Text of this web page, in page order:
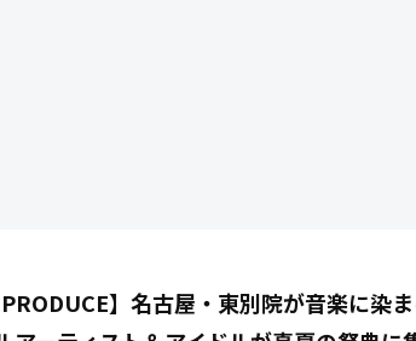
】名古屋・東別院が音楽に染